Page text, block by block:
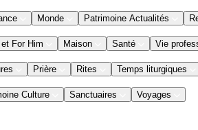
Monde Patrimoine Actualités
et For Him Maison Santé Vie
Prière Rites Temps liturgiques
Culture Sanctuaires Voyages